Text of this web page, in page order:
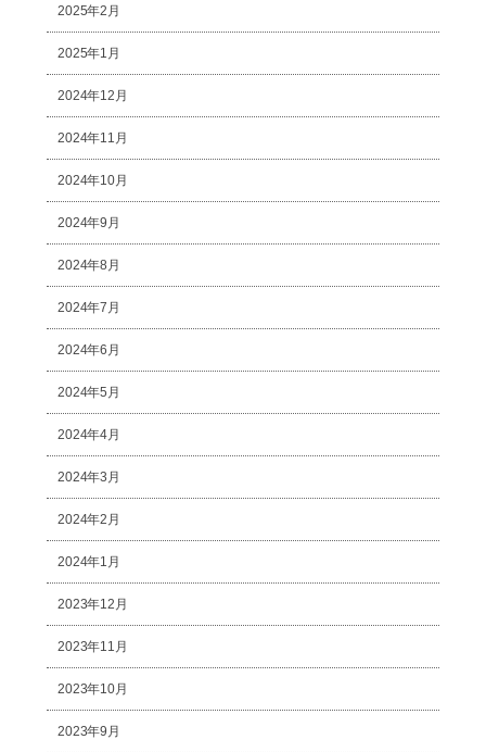
2025年2月
2025年1月
2024年12月
2024年11月
2024年10月
2024年9月
2024年8月
2024年7月
2024年6月
2024年5月
2024年4月
2024年3月
2024年2月
2024年1月
2023年12月
2023年11月
2023年10月
2023年9月